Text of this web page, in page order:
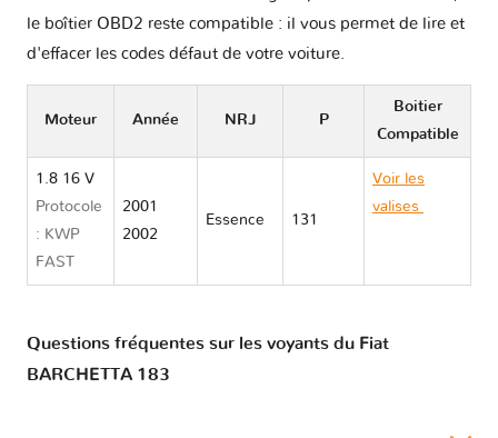
le boîtier OBD2 reste compatible : il vous permet de lire et
d'effacer les codes défaut de votre voiture.
Moteur Année NRJ P
Boitier
Compatible
1.8 16 V
Protocole
: KWP
FAST
2001
2002
Essence 131
Voir les
valises
Questions fréquentes sur les voyants du Fiat
BARCHETTA 183